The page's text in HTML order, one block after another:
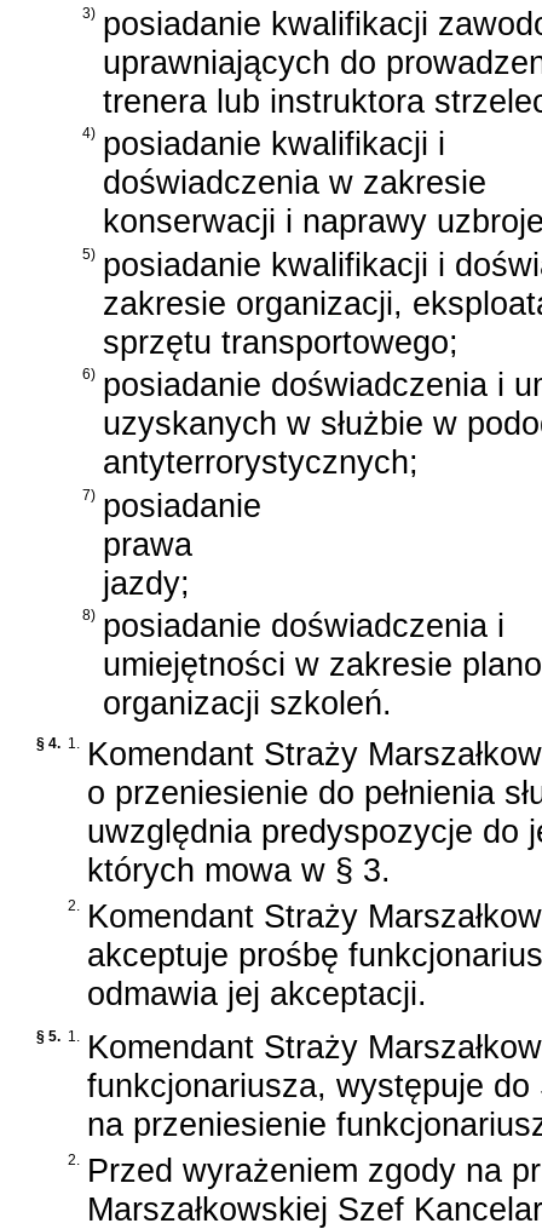
3) posiadanie kwalifikacji
uprawniających do
trenera lub instruktora
4) posiadanie kwalifikacji i
doświadczenia w zakresie
konserwacji i naprawy
5) posiadanie kwalifikacji i
zakresie organizacji,
sprzętu transportowego;
6) posiadanie doświadczenia i
uzyskanych w służbie w
antyterrorystycznych;
7) posiadanie
prawa
jazdy;
8) posiadanie doświadczenia i
umiejętności w zakresie
organizacji szkoleń.
§ 4. 1. Komendant Straży
o przeniesienie do pełnienia
uwzględnia predyspozycje do
których mowa w § 3.
2. Komendant Straży
akceptuje prośbę
odmawia jej akceptacji.
§ 5. 1. Komendant Straży
funkcjonariusza, występuje
na przeniesienie
2. Przed wyrażeniem zgody na
Marszałkowskiej Szef